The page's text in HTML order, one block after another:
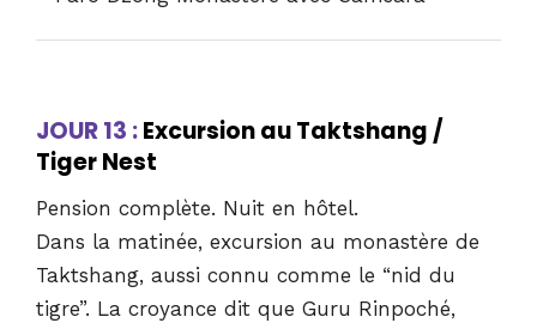
JOUR 13 :Excursion au Taktshang /
Tiger Nest
Pension complète. Nuit en hôtel.
Dans la matinée, excursion au monastère de
Taktshang, aussi connu comme le “nid du
tigre”. La croyance dit que Guru Rinpoché,